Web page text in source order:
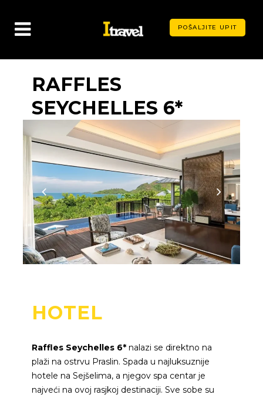
POŠALJITE UPIT
RAFFLES
SEYCHELLES 6*
HOTEL
Raffles Seychelles 6* nalazi se direktno na
plaži na ostrvu Praslin. Spada u najluksuznije
hotele na Sejšelima, a njegov spa centar je
najveći na ovoj rasjkoj destinaciji. Sve sobe su